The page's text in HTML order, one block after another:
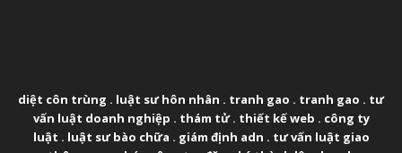
diệt côn trùng . luật sư hôn nhân . tranh gao . tranh gao . tư
vấn luật doanh nghiệp . thám tử. thiết kế web . công ty
luật . luật sư bào chữa . giám định adn . tư vấn luật giao